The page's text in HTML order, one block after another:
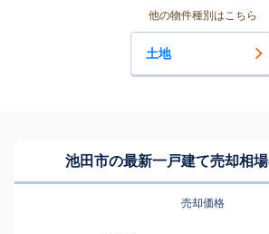
他の物件種別はこちら
土地
池田市の最新一戸建て売却相
売却価格